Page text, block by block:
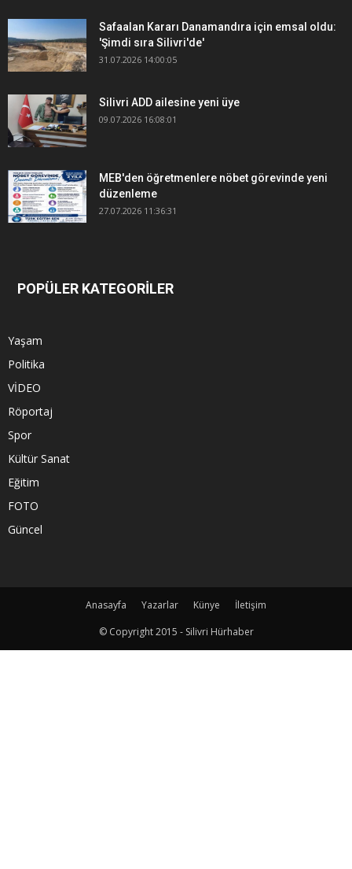
Safaalan Kararı Danamandıra için emsal oldu:
'Şimdi sıra Silivri'de'
31.07.2026 14:00:05
Silivri ADD ailesine yeni üye
09.07.2026 16:08:01
MEB'den öğretmenlere nöbet görevinde yeni
düzenleme
27.07.2026 11:36:31
POPÜLER KATEGORİLER
Yaşam
Politika
VİDEO
Röportaj
Spor
Kültür Sanat
Eğitim
FOTO
Güncel
Anasayfa Yazarlar Künye
İletişim
© Copyright 2015 - Silivri Hürhaber